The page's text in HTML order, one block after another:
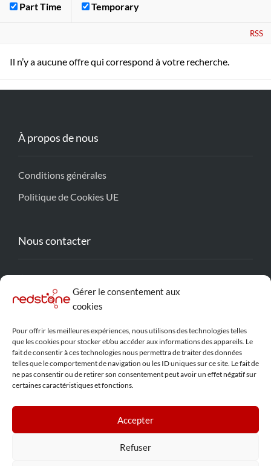
Gérer le consentement aux
cookies
Pour offrir les meilleures expériences, nous utilisons des technologies telles
que les cookies pour stocker et/ou accéder aux informations des appareils. Le
fait de consentir à ces technologies nous permettra de traiter des données
telles que le comportement de navigation ou les ID uniques sur ce site. Le fait de
ne pas consentir ou de retirer son consentement peut avoir un effet négatif sur
certaines caractéristiques et fonctions.
Accepter
Refuser
Part Time Temporary
RSS
Il n’y a aucune offre qui correspond à votre recherche.
À propos de nous
Conditions générales
Politique de Cookies UE
Nous contacter
contact@redstone-solution.com
Lyon, France
Réseaux Sociaux